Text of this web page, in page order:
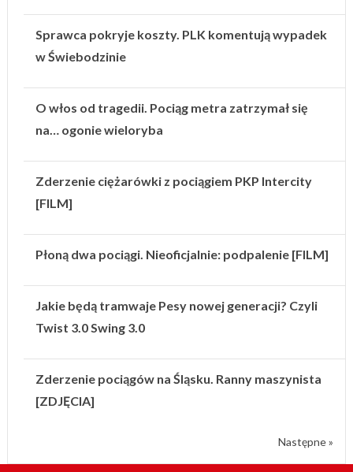
Sprawca pokryje koszty. PLK komentują wypadek
w Świebodzinie
O włos od tragedii. Pociąg metra zatrzymał się
na… ogonie wieloryba
Zderzenie ciężarówki z pociągiem PKP Intercity
[FILM]
Płoną dwa pociągi. Nieoficjalnie: podpalenie [FILM]
Jakie będą tramwaje Pesy nowej generacji? Czyli
Twist 3.0 Swing 3.0
Zderzenie pociągów na Śląsku. Ranny maszynista
[ZDJĘCIA]
Następne »